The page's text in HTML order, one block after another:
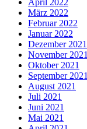
April 2022
März 2022
Februar 2022
Januar 2022
Dezember 2021
November 2021
Oktober 2021
September 2021
August 2021
Juli 2021
Juni 2021
Mai 2021